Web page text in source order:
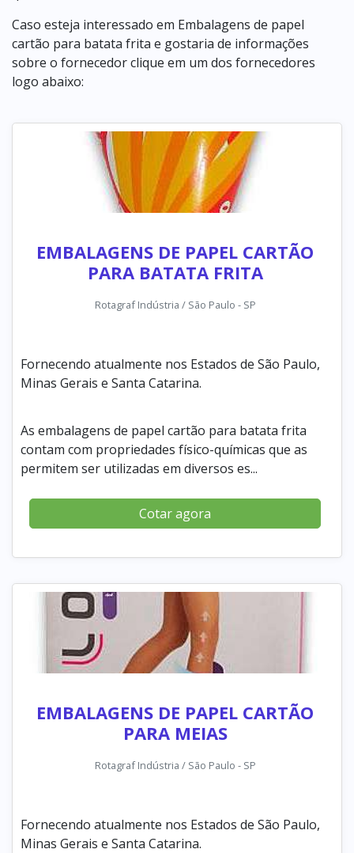
Caso esteja interessado em Embalagens de papel
cartão para batata frita e gostaria de informações
sobre o fornecedor clique em um dos fornecedores
logo abaixo:
EMBALAGENS DE PAPEL CARTÃO
PARA BATATA FRITA
Rotagraf Indústria / São Paulo - SP
Fornecendo atualmente nos Estados de São Paulo,
Minas Gerais e Santa Catarina.
As embalagens de papel cartão para batata frita
contam com propriedades físico-químicas que as
permitem ser utilizadas em diversos es...
Cotar agora
EMBALAGENS DE PAPEL CARTÃO
PARA MEIAS
Rotagraf Indústria / São Paulo - SP
Fornecendo atualmente nos Estados de São Paulo,
Minas Gerais e Santa Catarina.